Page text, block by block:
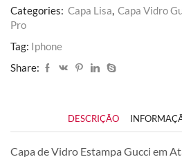
Categories: Capa Lisa, Capa Vidro
Pro
Tag: Iphone
Share:
DESCRIÇÃO
Capa de Vidro Estampa Gucci em